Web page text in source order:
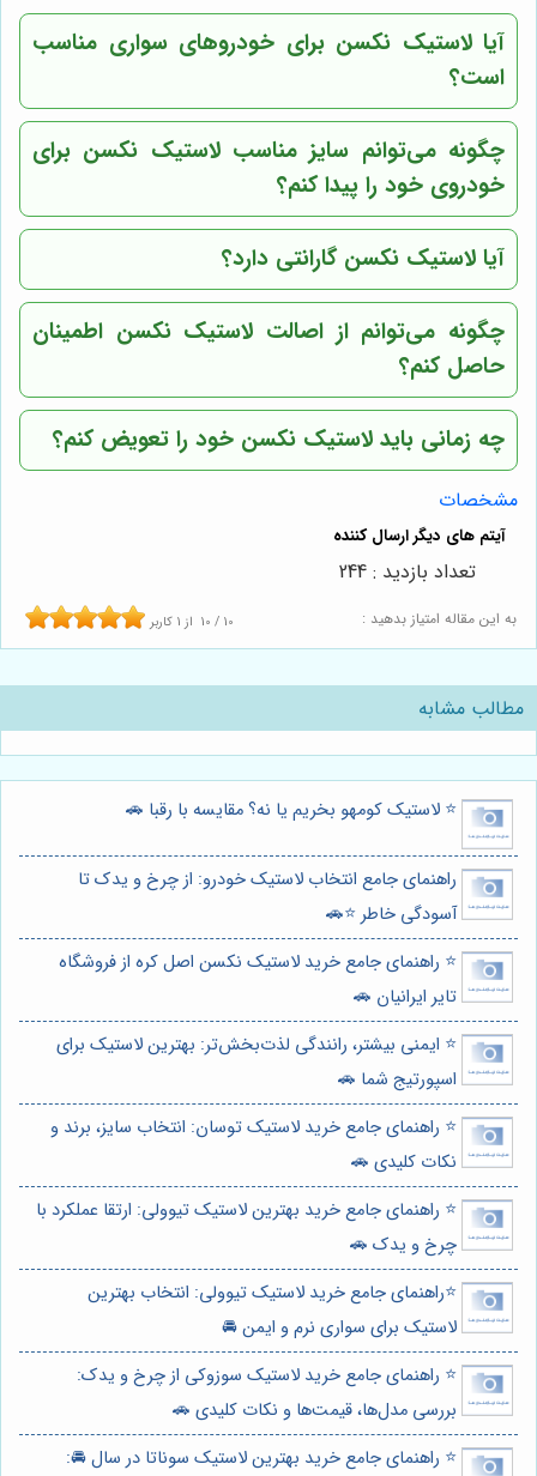
آیا لاستیک نکسن برای خودروهای سواری مناسب
است؟
چگونه می‌توانم سایز مناسب لاستیک نکسن برای
خودروی خود را پیدا کنم؟
آیا لاستیک نکسن گارانتی دارد؟
چگونه می‌توانم از اصالت لاستیک نکسن اطمینان
حاصل کنم؟
چه زمانی باید لاستیک نکسن خود را تعویض کنم؟
مشخصات
به این مقاله امتیاز بدهید : 10 / 10 از 1 کاربر
تعداد بازدید : 244
مطالب مشابه
⭐️ لاستیک کومهو بخریم یا نه؟ مقایسه با رقبا 🚗
راهنمای جامع انتخاب لاستیک خودرو: از چرخ و یدک تا
آسودگی خاطر ⭐️🚗
⭐️ راهنمای جامع خرید لاستیک نکسن اصل کره از فروشگاه
تایر ایرانیان 🚗
⭐️ ایمنی بیشتر، رانندگی لذت‌بخش‌تر: بهترین لاستیک برای
اسپورتیج شما 🚗
⭐️ راهنمای جامع خرید لاستیک توسان: انتخاب سایز، برند و
نکات کلیدی 🚗
⭐️ راهنمای جامع خرید بهترین لاستیک تیوولی: ارتقا عملکرد با
چرخ و یدک 🚗
⭐️راهنمای جامع خرید لاستیک تیوولی: انتخاب بهترین
لاستیک برای سواری نرم و ایمن 🚘
⭐️ راهنمای جامع خرید لاستیک سوزوکی از چرخ و یدک:
بررسی مدل‌ها، قیمت‌ها و نکات کلیدی 🚗
⭐️ راهنمای جامع خرید بهترین لاستیک سوناتا در سال 🚘: